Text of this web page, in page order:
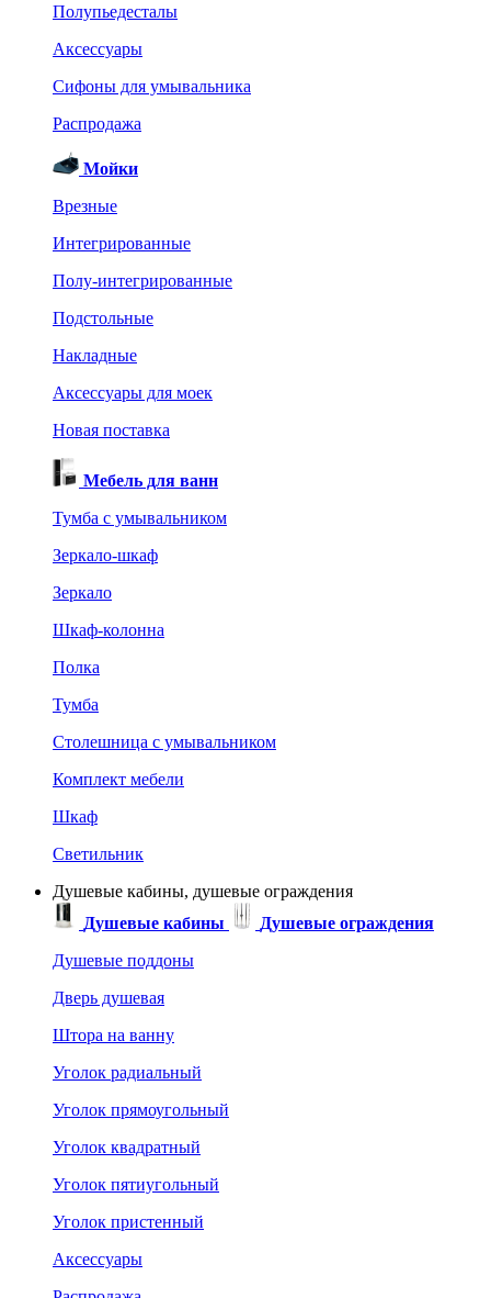
Полупьедесталы
Аксессуары
Сифоны для умывальника
Распродажа
Мойки
Врезные
Интегрированные
Полу-интегрированные
Подстольные
Накладные
Аксессуары для моек
Новая поставка
Мебель для ванн
Тумба с умывальником
Зеркало-шкаф
Зеркало
Шкаф-колонна
Полка
Тумба
Столешница с умывальником
Комплект мебели
Шкаф
Светильник
Душевые кабины, душевые ограждения
Душевые кабины
Душевые ограждения
Душевые поддоны
Дверь душевая
Штора на ванну
Уголок радиальный
Уголок прямоугольный
Уголок квадратный
Уголок пятиугольный
Уголок пристенный
Аксессуары